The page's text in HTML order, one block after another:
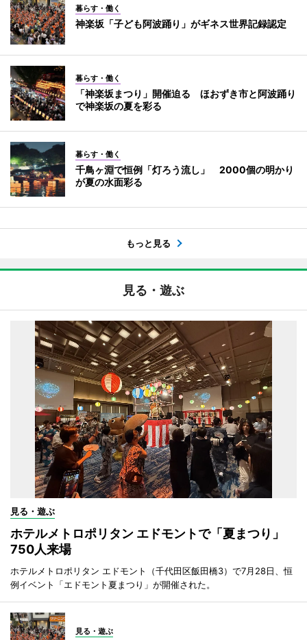
暮らす・働く
神楽坂「子ども阿波踊り」がギネス世界記録認定
暮らす・働く
「神楽坂まつり」開催迫る ほおずき市と阿波踊り
で神楽坂の夏を彩る
暮らす・働く
千鳥ヶ淵で恒例「灯ろう流し」 2000個の明かり
が夏の水面彩る
もっと見る
見る・遊ぶ
見る・遊ぶ
ホテルメトロポリタン エドモントで「夏まつり」
750人来場
ホテルメトロポリタン エドモント（千代田区飯田橋3）で7月28日、恒
例イベント「エドモント夏まつり」が開催された。
見る・遊ぶ